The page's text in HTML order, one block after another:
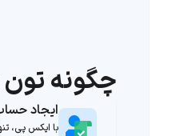
چگونه
ایجاد
با ایکس پی،